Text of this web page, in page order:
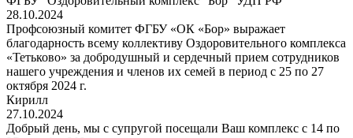
28.10.2024
Профсоюзный комитет ФГБУ «ОК «Бор» выражает
благодарность всему коллективу Оздоровительного комплекса
«Тетьково» за добродушный и сердечный прием сотрудников
нашего учреждения и членов их семей в период с 25 по 27
октября 2024 г.
Кирилл
27.10.2024
Добрый день, мы с супругой посещали Ваш комплекс с 14 по